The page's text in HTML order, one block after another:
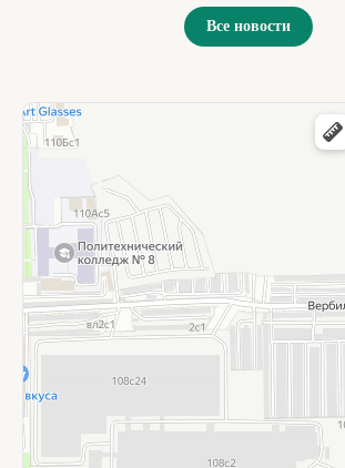
Все новости